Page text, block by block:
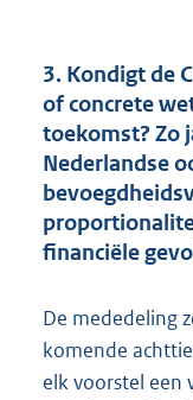
3. Kondigt de
of concrete
toekomst? Zo
Nederlandse
financiële
De mededeling
komende
elk voorstel een